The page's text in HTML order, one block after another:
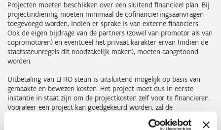
Projecten moeten beschikken over een sluitend financieel plan. Bij
projectindiening moeten minimaal de cofinancieringsaanvragen
toegevoegd worden, indien er sprake is van externe financiers.
Ook de eigen bijdrage van de partners (zowel van promotor als van
copromotoren) en eventueel het privaat karakter ervan (indien de
staatssteunregels dit noodzakelijk maken), moeten aangetoond
worden.
Uitbetaling van EFRO-steun is uitsluitend mogelijk op basis van
gemaakte en bewezen kosten. Het project moet dus in eerste
instantie in staat zijn om de projectkosten zelf voor te financieren.
Vooraleer een project kan goedgekeurd worden, zal de
kredietwaardigheid van de (co)promotor aangetoond moeten